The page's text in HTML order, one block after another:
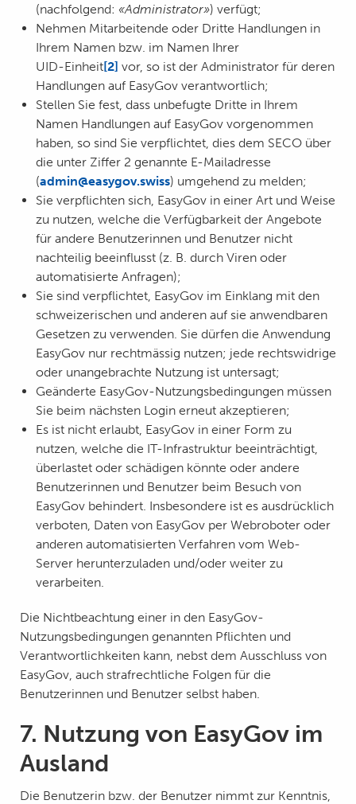
(nachfolgend: «Administrator») verfügt;
Nehmen Mitarbeitende oder Dritte Handlungen in
Ihrem Namen bzw. im Namen Ihrer
UID-Einheit[2] vor, so ist der Administrator für deren
Handlungen auf EasyGov verantwortlich;
Stellen Sie fest, dass unbefugte Dritte in Ihrem
Namen Handlungen auf EasyGov vorgenommen
haben, so sind Sie verpflichtet, dies dem SECO über
die unter Ziffer 2 genannte E-Mailadresse
(admin@easygov.swiss) umgehend zu melden;
Sie verpflichten sich, EasyGov in einer Art und Weise
zu nutzen, welche die Verfügbarkeit der Angebote
für andere Benutzerinnen und Benutzer nicht
nachteilig beeinflusst (z. B. durch Viren oder
automatisierte Anfragen);
Sie sind verpflichtet, EasyGov im Einklang mit den
schweizerischen und anderen auf sie anwendbaren
Gesetzen zu verwenden. Sie dürfen die Anwendung
EasyGov nur rechtmässig nutzen; jede rechtswidrige
oder unangebrachte Nutzung ist untersagt;
Geänderte EasyGov-Nutzungsbedingungen müssen
Sie beim nächsten Login erneut akzeptieren;
Es ist nicht erlaubt, EasyGov in einer Form zu
nutzen, welche die IT-Infrastruktur beeinträchtigt,
überlastet oder schädigen könnte oder andere
Benutzerinnen und Benutzer beim Besuch von
EasyGov behindert. Insbesondere ist es ausdrücklich
verboten, Daten von EasyGov per Webroboter oder
anderen automatisierten Verfahren vom Web-
Server herunterzuladen und/oder weiter zu
verarbeiten.
Die Nichtbeachtung einer in den EasyGov-
Nutzungsbedingungen genannten Pflichten und
Verantwortlichkeiten kann, nebst dem Ausschluss von
EasyGov, auch strafrechtliche Folgen für die
Benutzerinnen und Benutzer selbst haben.
7. Nutzung von EasyGov im
Ausland
Die Benutzerin bzw. der Benutzer nimmt zur Kenntnis,